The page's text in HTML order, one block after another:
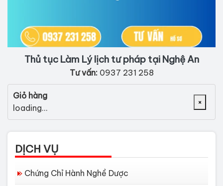
Thủ tục Làm Lý lịch tư pháp tại Nghệ An
Tư vấn: 0937 231 258
×
Giỏ hàng
loading...
DỊCH VỤ
Chứng Chỉ Hành Nghề Dược